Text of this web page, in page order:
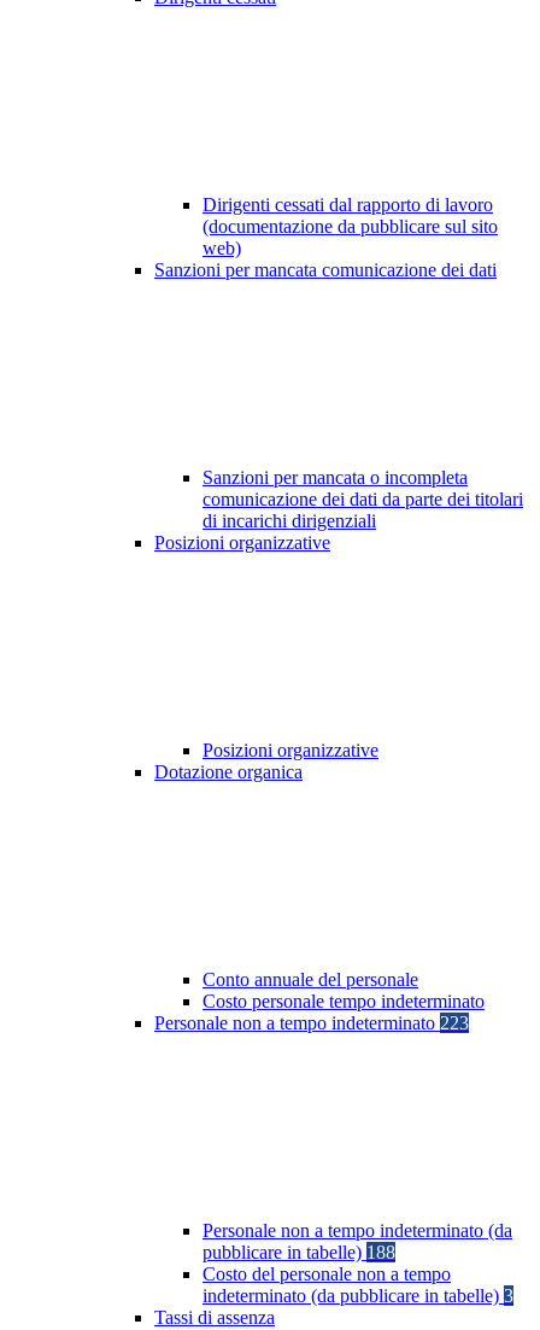
Dirigenti cessati dal rapporto di lavoro
(documentazione da pubblicare sul sito
web)
Sanzioni per mancata comunicazione dei dati
Sanzioni per mancata o incompleta
comunicazione dei dati da parte dei titolari
di incarichi dirigenziali
Posizioni organizzative
Posizioni organizzative
Dotazione organica
Conto annuale del personale
Costo personale tempo indeterminato
Personale non a tempo indeterminato 223
Personale non a tempo indeterminato (da
pubblicare in tabelle) 188
Costo del personale non a tempo
indeterminato (da pubblicare in tabelle) 3
Tassi di assenza